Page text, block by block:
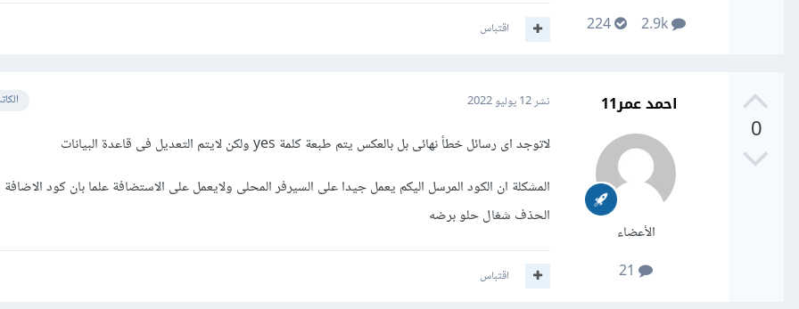
2.9k
224 اقتباس
0
احمد عمر11
الأعضاء
نشر12 يوليو 2022
لاتوجد اى رسائل خطأ نهائى بل بالعكس يتم طبعة كلمة yes ولكن لايتم التعديل فى قاعدة البيانات
المشكلة ان الكود المرسل اليكم يعمل جيدا على السيرفر المحلى ولايعمل على الاستضافة علما بان كود
الحذف شغال حلو برضه
اقتباس